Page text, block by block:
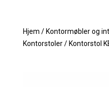
Hjem / Kontormøbler og
Kontorstoler /Kontorstol